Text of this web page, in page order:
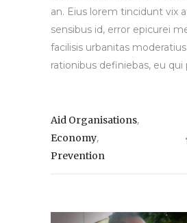
an. Eius lorem tincidunt vix
sensibus id, error epicurei
facilisis urbanitas moderatius
rationibus definiebas, eu qui
Aid Organisations,
Economy,
Prevention